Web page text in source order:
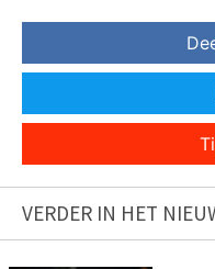
VERDER IN HET